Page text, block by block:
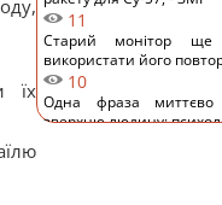
їх
11
Старий монітор
використати його
10
Одна фраза миттєво
зверхню людину: